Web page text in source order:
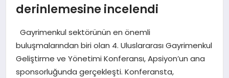
MAGAZIN
SPOR
derinlemesine incelendi
Gayrimenkul sektörünün en önemli
buluşmalarından biri olan 4. Uluslararası Gayrimenkul
Geliştirme ve Yönetimi Konferansı, Apsiyon’un ana
sponsorluğunda gerçekleşti. Konferansta,